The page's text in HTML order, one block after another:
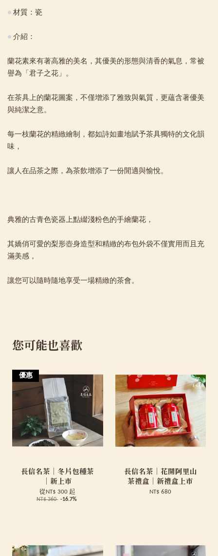
● 材質：瓷
● 介紹：
蘭花素來有著高雅的美名，其優美的形態與清香的氣息，常被
譽為「君子之花」。
在茶具上的蘭花圖案，不僅增添了雅致與氣質，更蘊含著優美
與純潔之意。
每一枝蘭花的精緻繪制，都如詩如畫地賦予茶具獨特的文化韻
味，
讓人在品茶之際，為茶飲增添了一份閒適與愉悅。
典雅的古青色瓷器上點綴淺粉色的手繪蘭花，
其嬌俏可愛的梨形壺身造型和精緻的布包外袋不僅實用而且充
滿美感，
讓您可以隨時隨地享受一場精緻的茶會。
您可能也喜歡
優惠
長信名茶｜冬片包種茶
｜新上市
從NT$ 300 起
NT$ 360 -16.7%
長信名茶｜花開阿里山
茶禮盒｜新禮盒上市
NT$ 680